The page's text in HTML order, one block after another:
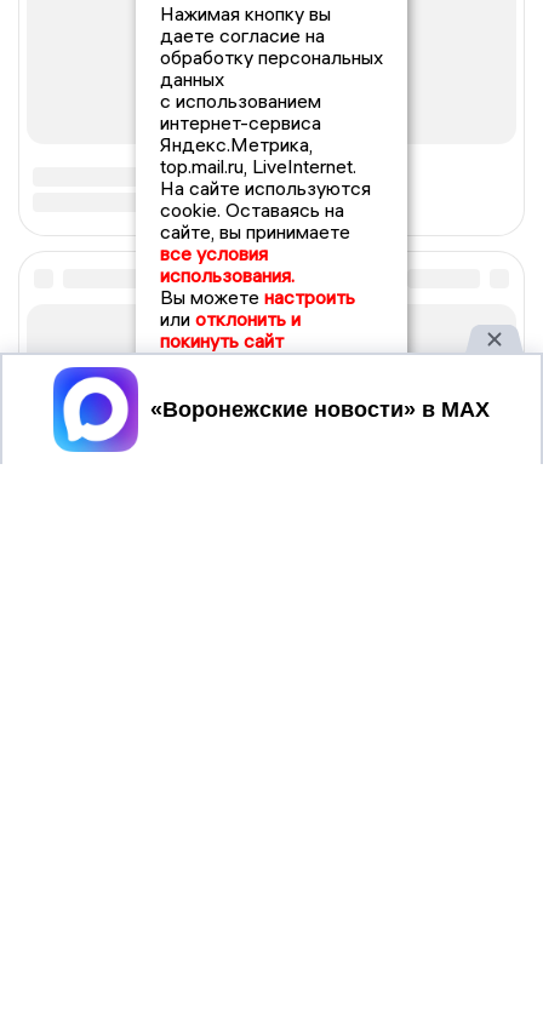
Нажимая кнопку вы
даете согласие на
обработку персональных
данных
с использованием
интернет-сервиса
Яндекс.Метрика,
top.mail.ru, LiveInternet.
На сайте используются
cookie. Оставаясь на
сайте, вы принимаете
все условия
использования.
Вы можете настроить
или отклонить и
покинуть сайт
Принять